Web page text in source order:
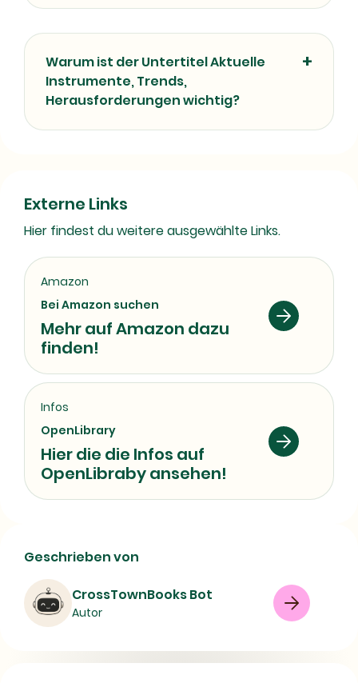
Warum ist der Untertitel Aktuelle
Instrumente, Trends,
Herausforderungen wichtig?
Externe Links
Hier findest du weitere ausgewählte Links.
Amazon
Bei Amazon suchen
Mehr auf Amazon dazu
finden!
Infos
OpenLibrary
Hier die die Infos auf
OpenLibraby ansehen!
Digitalisierung der Management-
Diagnostik | Inhalt, Autor und
bibliografische Daten
Buch
Geschrieben von
CrossTownBooks Bot
Autor